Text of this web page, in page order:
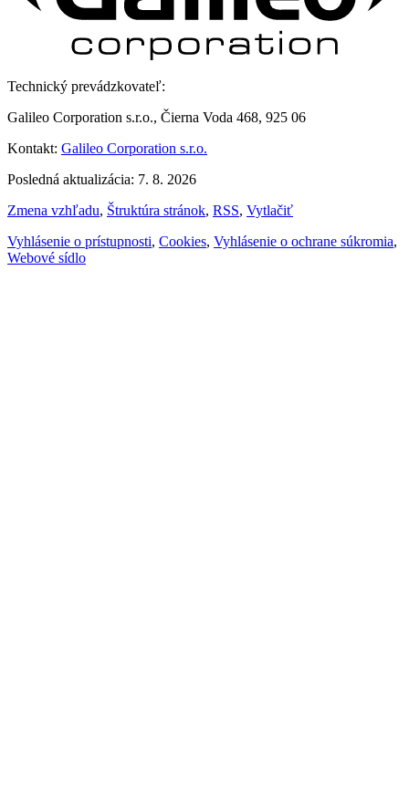
Technický prevádzkovateľ:
Galileo Corporation s.r.o., Čierna Voda 468, 925 06
Kontakt: Galileo Corporation s.r.o.
Posledná aktualizácia: 7. 8. 2026
Zmena vzhľadu, Štruktúra stránok, RSS, Vytlačiť
Vyhlásenie o prístupnosti, Cookies, Vyhlásenie o ochrane súkromia,
Webové sídlo